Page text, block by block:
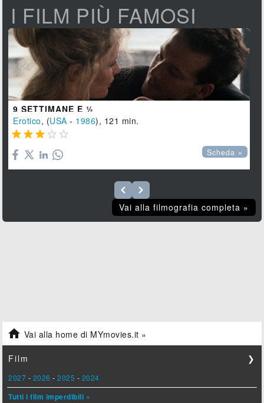
I FILM PIÙ FAMOSI
9 SETTIMANE E ½
Erotico, (USA - 1986), 121 min.
    
Scheda »
Vai alla filmografia completa »
 Vai alla home di MYmovies.it »
Film ❯
2027 - 2026 -2025 - 2024
Tutti i film imperdibili »